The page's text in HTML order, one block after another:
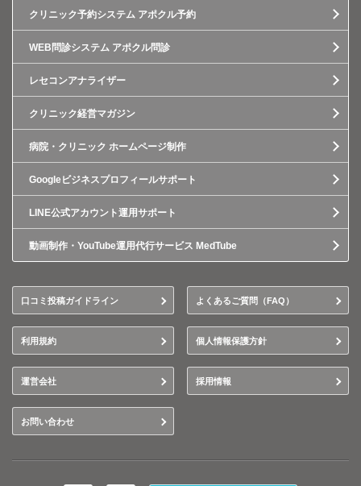
クリニック予約システム アポクル予約
WEB問診システム アポクル問診
レセコンアナライザー
クリニック経営マガジン
病院・クリニック ホームページ制作
Googleビジネスプロフィールサポート
LINE公式アカウント運用サポート
動画制作・YouTube運用代行サービス MedTube
口コミ投稿ガイドライン よくあるご質問（FAQ）
利用規約 個人情報保護方針
運営会社 採用情報
お問い合わせ